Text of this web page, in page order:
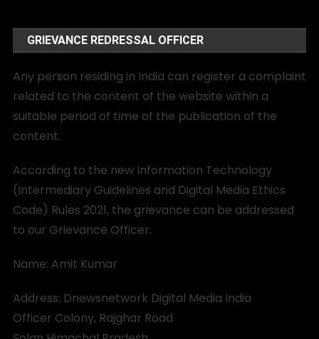
GRIEVANCE REDRESSAL OFFICER
Any person residing in India can register a complaint
related to the content of the website within a
suitable period of time of the publication of the
content.
According to the new Information Technology
(Intermediary Guidelines and Digital Media Ethics
Code) Rules 2021, the grievance can be addressed
to our Grievance Officer.
Name: Amit Kumar
Address: Dnewsnetwork Digital Media India
Officer Colony, Rajghar Road